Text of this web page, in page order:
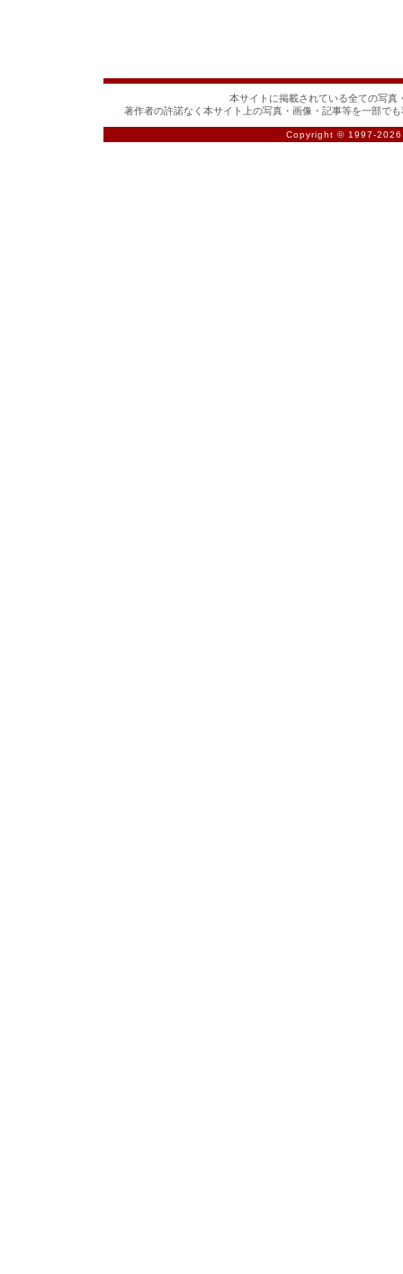
本サイトに掲載されている全ての写真
著作者の許諾なく本サイト上の写真・画像・記事等を一部で
Copyright © 1997-